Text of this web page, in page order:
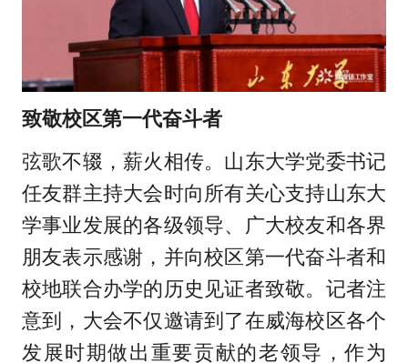
致敬校区第一代奋斗者
弦歌不辍，薪火相传。山东大学党委书记
任友群主持大会时向所有关心支持山东大
学事业发展的各级领导、广大校友和各界
朋友表示感谢，并向校区第一代奋斗者和
校地联合办学的历史见证者致敬。记者注
意到，大会不仅邀请到了在威海校区各个
发展时期做出重要贡献的老领导，作为